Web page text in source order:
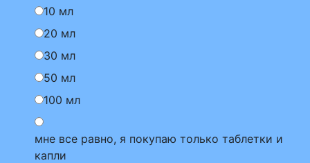
10 мл
20 мл
30 мл
50 мл
100 мл
мне все равно, я покупаю только таблетки и
капли